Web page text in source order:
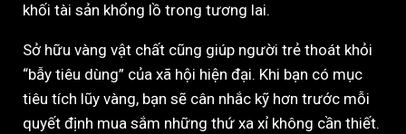
khối tài sản khổng lồ trong tương lai.
Sở hữu vàng vật chất cũng giúp người trẻ thoát khỏi
“bẫy tiêu dùng” của xã hội hiện đại. Khi bạn có mục
tiêu tích lũy vàng, bạn sẽ cân nhắc kỹ hơn trước mỗi
quyết định mua sắm những thứ xa xỉ không cần thiết.